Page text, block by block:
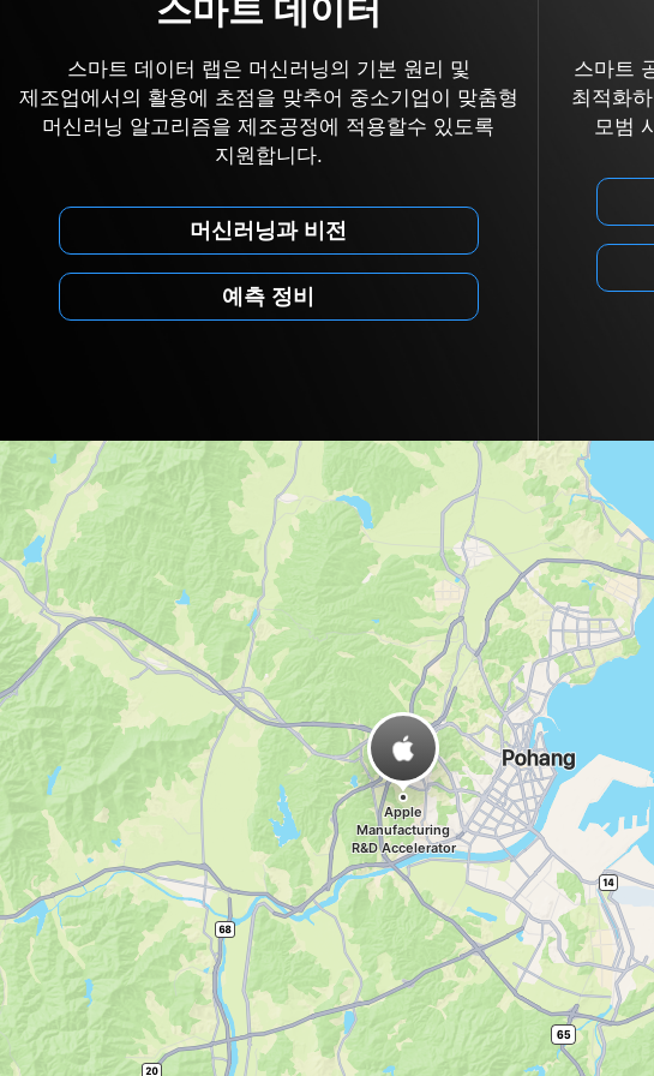
스마트 데이터
스마트 데이터 랩은 머신러닝의 기본 원리 및
제조업에서의 활용에 초점을 맞추어 중소기업이 맞춤형
머신러닝 알고리즘을 제조공정에 적용할수 있도록
지원합니다.
머신러닝과 비전
예측 정비
스마트
최적화
모범